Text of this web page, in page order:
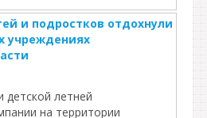
и подростков отдохнули
учреждениях
детской летней
на территории